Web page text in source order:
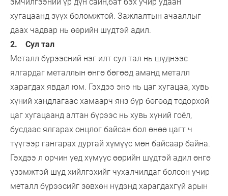
хугацаанд зүүх боломжтой. Зажлалтын ачааллыг
даах чадвар нь өөрийн шүдтэй адил.
2. Сул тал
Металл бүрээсний нэг илт сул тал нь шүднээс
ялгардаг металлын өнгө бөгөөд аманд металл
харагдах явдал юм. Гэхдээ энэ нь цаг хугацаа, хувь
хүний хандлагаас хамаарч янз бүр бөгөөд тодорхой
цаг хугацаанд алтан бүрээс нь хувь хүний гоёл,
бусдаас ялгарах онцлог байсан бол өнөө цагт ч
түүгээр гангарах дуртай хүмүүс мөн байсаар байна.
Гэхдээ л орчин үед хүмүүс өөрийн шүдтэй адил өнгө
үзэмжтэй шүд хийлгэхийг чухалчилдаг болсон учир
металл бүрээсийг зөвхөн нүдэнд харагдахгүй арын